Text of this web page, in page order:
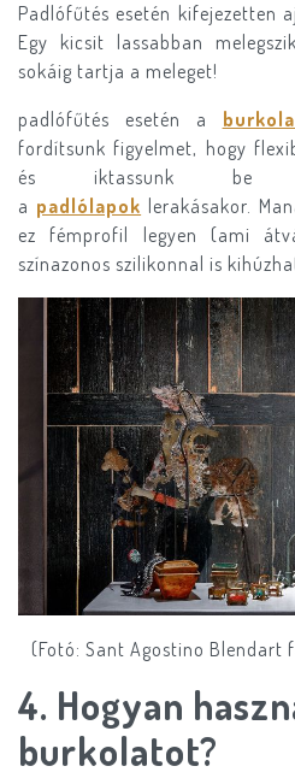
Padlófűtés esetén kifejezetten
Egy kicsit lassabban
sokáig tartja a meleget!
padlófűtés esetén a
fordítsunk figyelmet, hogy
és iktassunk be
a padlólapok lerakásakor.
ez fémprofil legyen (ami
színazonos szilikonnal is
(Fotó: Sant Agostino Blendart
​4. Hogyan
burkolatot?